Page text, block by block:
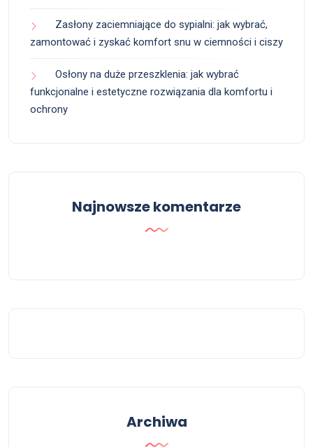
Zasłony zaciemniające do sypialni: jak wybrać,
zamontować i zyskać komfort snu w ciemności i ciszy
Osłony na duże przeszklenia: jak wybrać
funkcjonalne i estetyczne rozwiązania dla komfortu i
ochrony
Najnowsze komentarze
Archiwa